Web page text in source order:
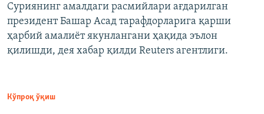
Суриянинг амалдаги расмийлари ағдарилган
президент Башар Асад тарафдорларига қарши
ҳарбий амалиёт якунлангани ҳақида эълон
қилишди, дея хабар қилди Reuters агентлиги.
Кўпроқ ўқиш